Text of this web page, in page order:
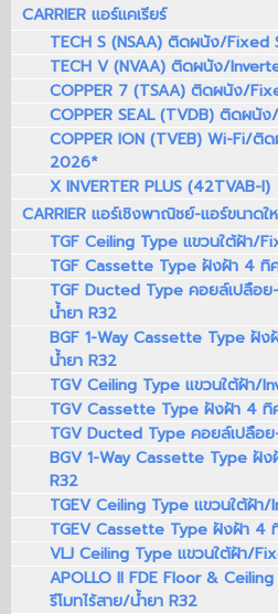
CARRIER แอร์แคเรียร์
TECH S (NSAA) ติดผนัง/
TECH V (NVAA) ติดผนัง/
COPPER 7 (TSAA) ติดผนัง/
COPPER SEAL (TVDB) ติดผ
COPPER ION (TVEB) Wi-Fi/
2026*
X INVERTER PLUS (42TVAB-I)
CARRIER แอร์เชิงพาณิชย์-แอร์ขนาด
TGF Ceiling Type แขวนใต้ฝ้า/
TGF Cassette Type ฝังฝ้า 4 ทิ
TGF Ducted Type คอยล์เปลื
น้ำยา R32
BGF 1-Way Cassette Type ฝั
น้ำยา R32
TGV Ceiling Type แขวนใต้ฝ้า/
TGV Cassette Type ฝังฝ้า 4 ทิ
TGV Ducted Type คอยล์เปลือ
BGV 1-Way Cassette Type ฝั
R32
TGEV Ceiling Type แขวนใต้ฝ้า
TGEV Cassette Type ฝังฝ้า 4
VLJ Ceiling Type แขวนใต้ฝ้า/
APOLLO II FDE Floor &
รีโมทไร้สาย/น้ำยา R32